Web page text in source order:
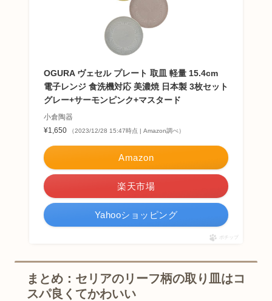
OGURA ヴェセル プレート 取皿 軽量 15.4cm
電子レンジ 食洗機対応 美濃焼 日本製 3枚セット
グレー+サーモンピンク+マスタード
小倉陶器
¥1,650
（2023/12/28 15:47時点 | Amazon調べ）
Amazon
楽天市場
Yahooショッピング
ポチップ
まとめ：セリアのリーフ柄の取り皿はコ
スパ良くてかわいい